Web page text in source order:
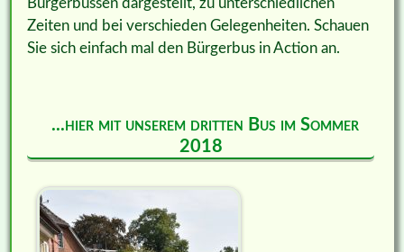
Zeiten und bei verschieden Gelegenheiten. Schauen
Sie sich einfach mal den Bürgerbus in Action an.
...hier mit unserem dritten Bus im Sommer
2018